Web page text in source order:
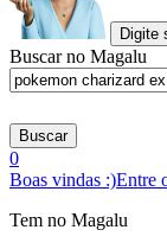
Digite
Buscar no Magalu
Buscar
0
Boas vindas :)Entre
Tem no Magalu